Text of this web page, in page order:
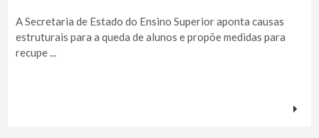
A Secretaria de Estado do Ensino Superior aponta causas
estruturais para a queda de alunos e propõe medidas para
recupe ...